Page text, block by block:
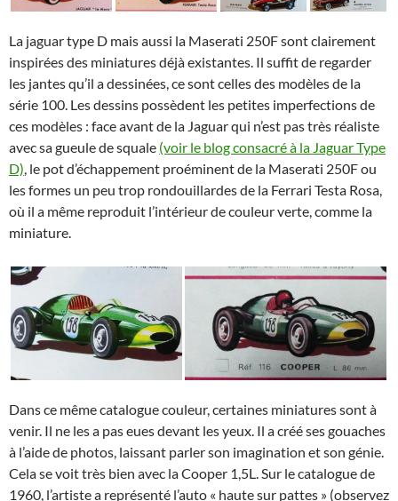
La jaguar type D mais aussi la Maserati 250F sont clairement
inspirées des miniatures déjà existantes. Il suffit de regarder
les jantes qu’il a dessinées, ce sont celles des modèles de la
série 100. Les dessins possèdent les petites imperfections de
ces modèles : face avant de la Jaguar qui n’est pas très réaliste
avec sa gueule de squale (voir le blog consacré à la Jaguar Type
D) , le pot d’échappement proéminent de la Maserati 250F ou
les formes un peu trop rondouillardes de la Ferrari Testa Rosa,
où il a même reproduit l’intérieur de couleur verte, comme la
miniature.
Dans ce même catalogue couleur, certaines miniatures sont à
venir. Il ne les a pas eues devant les yeux. Il a créé ses gouaches
à l’aide de photos, laissant parler son imagination et son génie.
Cela se voit très bien avec la Cooper 1,5L. Sur le catalogue de
1960, l’artiste a représenté l’auto « haute sur pattes » (observez